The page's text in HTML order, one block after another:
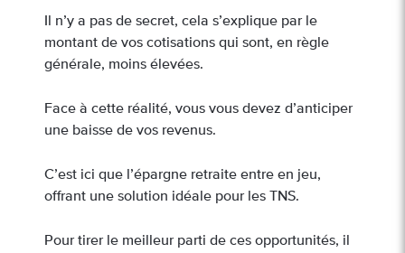
Il n’y a pas de secret, cela s’explique par le
montant de vos cotisations qui sont, en règle
générale, moins élevées.
Face à cette réalité, vous vous devez d’anticiper
une baisse de vos revenus.
C’est ici que l’épargne retraite entre en jeu,
offrant une solution idéale pour les TNS.
Pour tirer le meilleur parti de ces opportunités, il